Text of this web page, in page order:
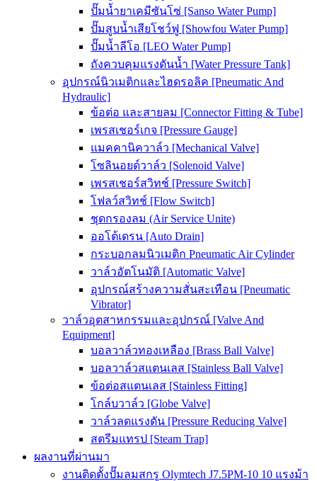
ปั๊มน้ำยาเคมีซันโซ่ [Sanso Water Pump]
ปั๊มสูบน้ำเสียโชว์ฟู [Showfou Water Pump]
ปั๊มน้ำลีโอ [LEO Water Pump]
ถังควบคุมแรงดันน้ำ [Water Pressure Tank]
อุปกรณ์นิวเมติกและไฮดรอลิค [Pneumatic And
Hydraulic]
ข้อต่อ และสายลม [Connector Fitting & Tube]
เพรสเชอร์เกจ [Pressure Gauge]
แมคคานิควาล์ว [Mechanical Valve]
โซลินอยด์วาล์ว [Solenoid Valve]
เพรสเชอร์สวิทช์ [Pressure Switch]
โฟลว์สวิทช์ [Flow Switch]
ชุดกรองลม (Air Service Unite)
ออโต้เดรน [Auto Drain]
กระบอกลมนิวเมติก Pneumatic Air Cylinder
วาล์วอัตโนมัติ [Automatic Valve]
อุปกรณ์สร้างความสั่นสะเทือน [Pneumatic
Vibrator]
วาล์วอุตสาหกรรมและอุปกรณ์ [Valve And
Equipment]
บอลวาล์วทองเหลือง [Brass Ball Valve]
บอลวาล์วสแตนเลส [Stainless Ball Valve]
ข้อต่อสแตนเลส [Stainless Fitting]
โกล์บวาล์ว [Globe Valve]
วาล์วลดแรงดัน [Pressure Reducing Valve]
สตรีมแทรป [Steam Trap]
ผลงานที่ผ่านมา
งานติดตั้งปั๊มลมสกรู Olymtech J7.5PM-10 10 แรงม้า